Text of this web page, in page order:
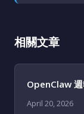
相關文章
OpenClaw
April 20, 2026